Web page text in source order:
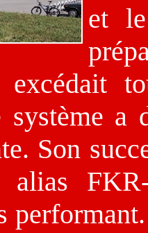
et
excédait
système
Son
alias